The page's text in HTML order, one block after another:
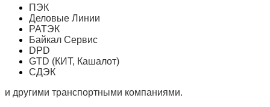
ПЭК
Деловые Линии
РАТЭК
Байкал Сервис
DPD
GTD (КИТ, Кашалот)
СДЭК
и другими транспортными компаниями.